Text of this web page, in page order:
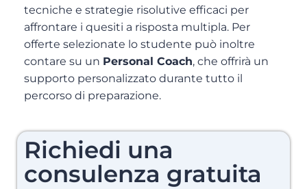
tecniche e strategie risolutive efficaci per
affrontare i quesiti a risposta multipla. Per
offerte selezionate lo studente può inoltre
contare su un Personal Coach, che offrirà un
supporto personalizzato durante tutto il
percorso di preparazione.
Richiedi una
consulenza gratuita